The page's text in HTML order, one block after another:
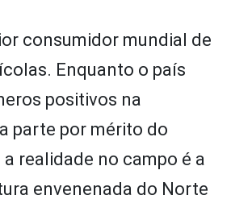
consumidor mundial de
Enquanto o país
positivos na
parte por mérito do
realidade no campo é a
envenenada do Norte